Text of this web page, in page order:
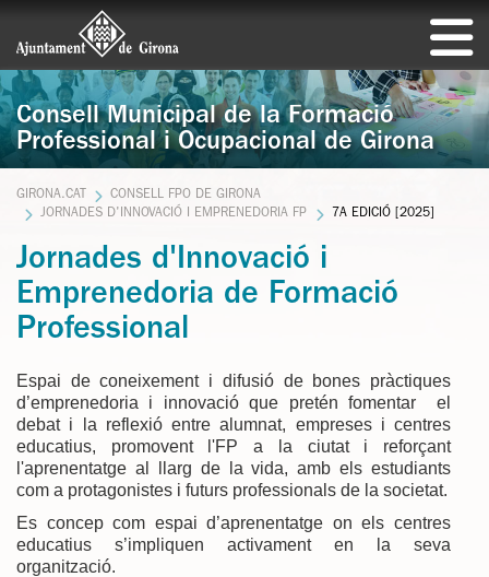
Consell Municipal de la Formació
Professional i Ocupacional de Girona
GIRONA.CAT
CONSELL FPO DE GIRONA
JORNADES D'INNOVACIÓ I EMPRENEDORIA FP
7A EDICIÓ [2025]
Jornades d'Innovació i
Emprenedoria de Formació
Professional
Espai de coneixement i difusió de bones pràctiques
d’emprenedoria i innovació que pretén fomentar el
debat i la reflexió entre alumnat, empreses i centres
educatius, promovent l'FP a la ciutat i reforçant
l'aprenentatge al llarg de la vida, amb els estudiants
com a protagonistes i futurs professionals de la societat.
Es concep com espai d’aprenentatge on els centres
educatius s’impliquen activament en la seva
organització.